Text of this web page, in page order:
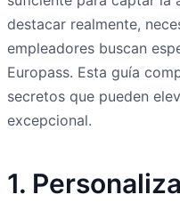
destacar realmente,
empleadores buscan
Europass. Esta guía
secretos que pueden
excepcional.
1.